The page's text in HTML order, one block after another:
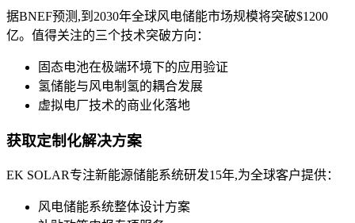
据BNEF预测,到2030年全球风电储能市场规模将突破$1200
亿。值得关注的三个技术突破方向：
固态电池在极端环境下的应用验证
氢储能与风电制氢的耦合发展
虚拟电厂技术的商业化落地
获取定制化解决方案
EK SOLAR专注新能源储能系统研发15年,为全球客户提供：
风电储能系统整体设计方案